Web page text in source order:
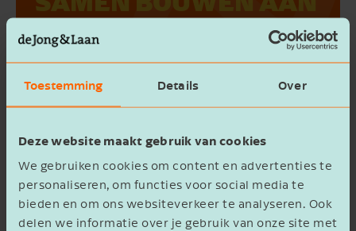
Toestemming Details Over
Deze website maakt gebruik van cookies
We gebruiken cookies om content en advertenties te
personaliseren, om functies voor social media te
bieden en om ons websiteverkeer te analyseren. Ook
delen we informatie over je gebruik van onze site met
TOEKOMST­
BESTENDIGE GROEI."
Werving en ontwikkeling
Een ander onderdeel was de werving van de